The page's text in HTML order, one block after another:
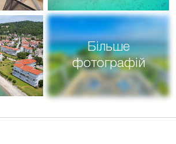
Більше
фотографій